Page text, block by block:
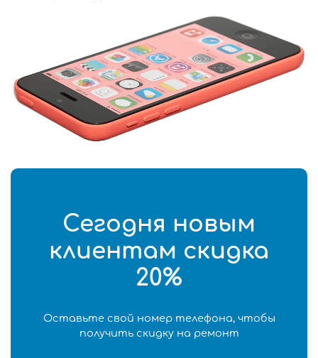
Сегодня новым
клиентам скидка
20%
Оставьте свой номер телефона, чтобы
получить скидку на ремонт